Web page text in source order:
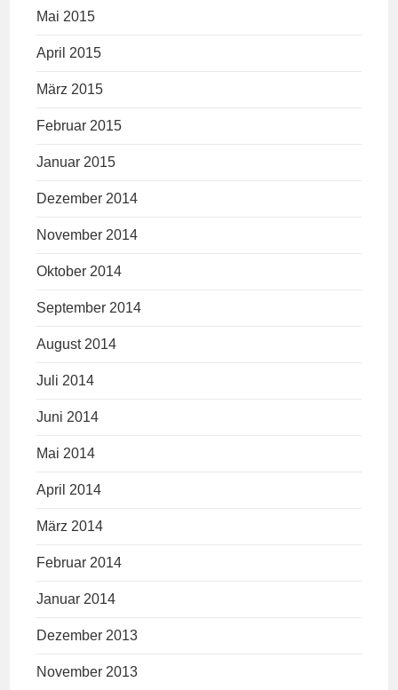
Mai 2015
April 2015
März 2015
Februar 2015
Januar 2015
Dezember 2014
November 2014
Oktober 2014
September 2014
August 2014
Juli 2014
Juni 2014
Mai 2014
April 2014
März 2014
Februar 2014
Januar 2014
Dezember 2013
November 2013